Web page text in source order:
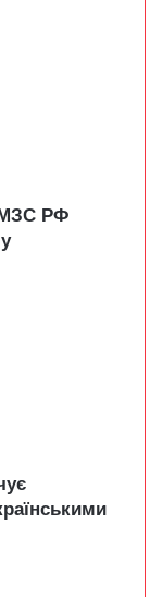
МЗС РФ